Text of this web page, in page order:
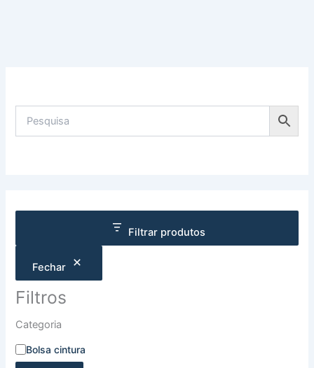
Filtrar produtos
Fechar
Filtros
Categoria
Bolsa cintura